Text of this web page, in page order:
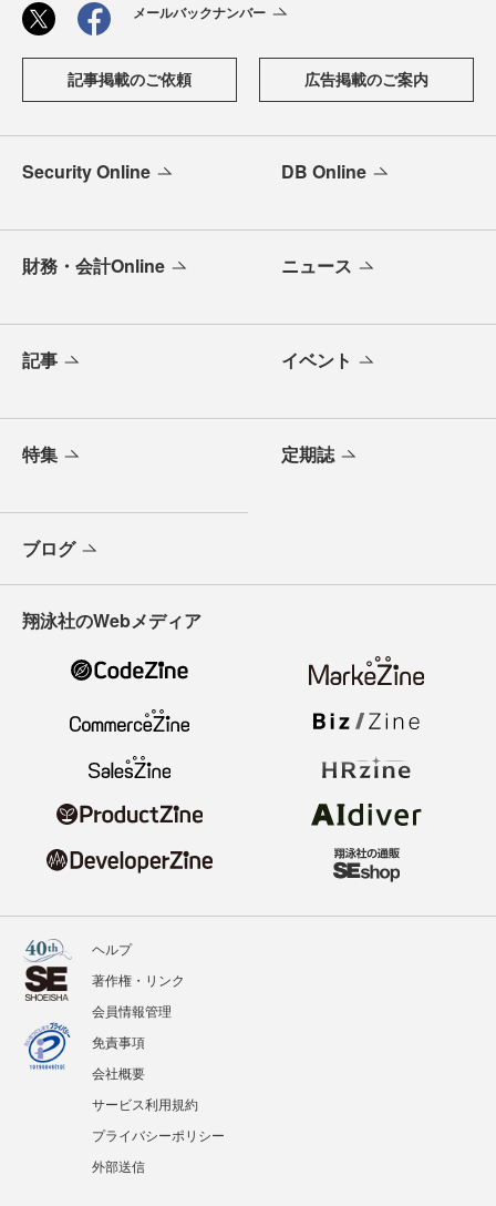
メールバックナンバー
記事掲載のご依頼 広告掲載のご案内
Security Online DB Online
財務・会計Online ニュース
記事 イベント
特集 定期誌
ブログ
翔泳社のWebメディア
ヘルプ
著作権・リンク
会員情報管理
免責事項
会社概要
サービス利用規約
プライバシーポリシー
外部送信